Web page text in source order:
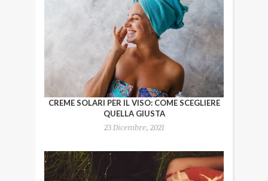
CREME SOLARI PER IL VISO: COME SCEGLIERE
QUELLA GIUSTA
23 Dicembre, 2021